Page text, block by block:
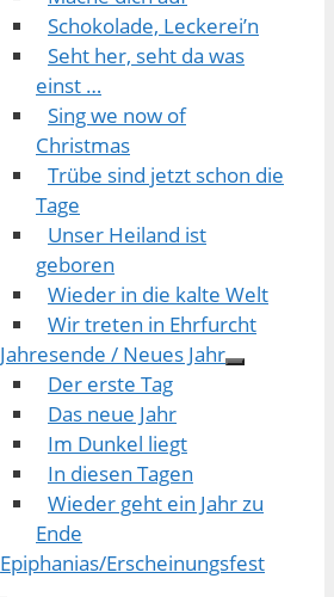
Schokolade, Leckerei’n
Seht her, seht da was
einst …
Sing we now of
Christmas
Trübe sind jetzt schon die
Tage
Unser Heiland ist
geboren
Wieder in die kalte Welt
Wir treten in Ehrfurcht
Jahresende / Neues Jahr
Der erste Tag
Das neue Jahr
Im Dunkel liegt
In diesen Tagen
Wieder geht ein Jahr zu
Ende
Epiphanias/Erscheinungsfest